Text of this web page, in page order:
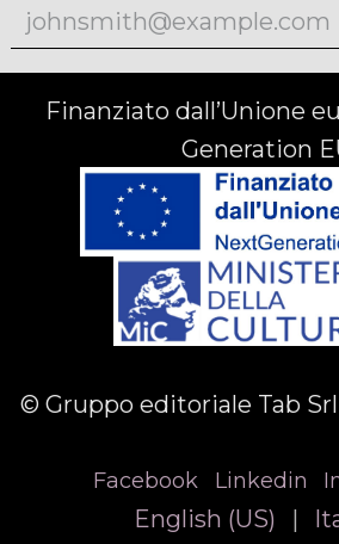
Finanziato dall’Unione
Generation
© Gruppo editoriale
Facebook Linkedin
English (US) |